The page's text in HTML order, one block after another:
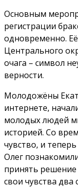
Основным
регистрации
одновременно.
Центрального
очага – символ
верности.
Молодожёны
интернете,
молодых людей
историей. Со
чувство, и
Олег
принять
свои чувства два